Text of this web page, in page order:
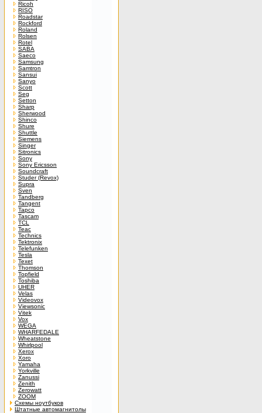
Ricoh
RISO
Roadstar
Rockford
Roland
Rolsen
Rotel
SABA
Saeco
Samsung
Samtron
Sansui
Sanyo
Scott
Seg
Setton
Sharp
Sherwood
Shinco
Shure
Shuttle
Siemens
Singer
Sitronics
Sony
Sony Ericsson
Soundcraft
Studer (Revox)
Supra
Sven
Tandberg
Tangent
Tapco
Tascam
TCL
Teac
Technics
Tektronix
Telefunken
Tesla
Texet
Thomson
Topfield
Toshiba
UHER
Velas
Videovox
Viewsonic
Vitek
Vox
WEGA
WHARFEDALE
Wheatstone
Whirlpool
Xerox
Xoro
Yamaha
Yorkville
Zanussi
Zenith
Zerowatt
ZOOM
Схемы ноутбуков
Штатные автомагнитолы